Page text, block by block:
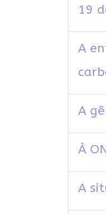
19
A
A
À
A